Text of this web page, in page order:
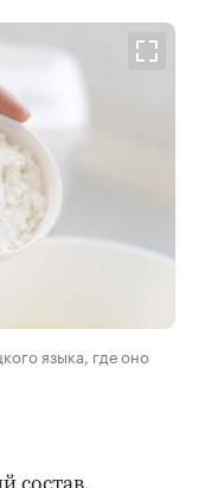
языка, где оно